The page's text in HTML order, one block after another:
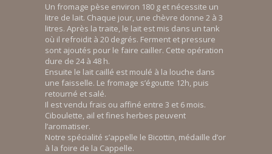
Un fromage pèse environ 180 g et nécessite un
litre de lait. Chaque jour, une chèvre donne 2 à 3
litres. Après la traite, le lait est mis dans un tank
où il refroidit à 20 degrés. Ferment et pressure
sont ajoutés pour le faire cailler. Cette opération
dure de 24 à 48 h.
Ensuite le lait caillé est moulé à la louche dans
une faisselle. Le fromage s’égoutte 12h, puis
retourné et salé.
Il est vendu frais ou affiné entre 3 et 6 mois.
Ciboulette, ail et fines herbes peuvent
l’aromatiser.
Notre spécialité s’appelle le Bicottin, médaille d’or
à la foire de la Cappelle.